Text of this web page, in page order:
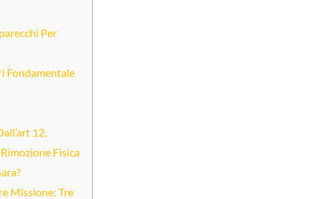
Per
Fondamentale
12,
Fisica
Missione: Tre